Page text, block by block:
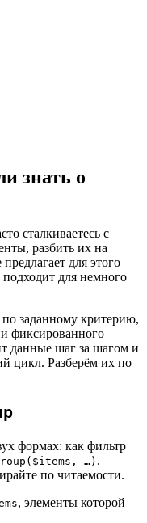
знать о
сталкиваетесь с
разбить их на
для этого
для немного
заданному критерию,
фиксированного
данные шаг за шагом и
цикл. Разберём их по
формах: как фильтр
…) .
по читаемости.
, элементы которой